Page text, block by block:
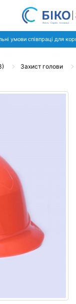
умови співпраці для
Захист голови